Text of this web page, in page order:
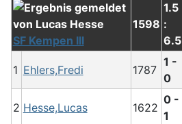
SF Kempen III
1598
1.5
:
6.5
1 Ehlers,Fredi 1787
1 -
0
2 Hesse,Lucas 1622
0 -
1